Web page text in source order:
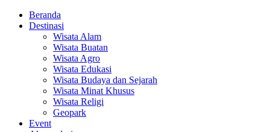
Beranda
Destinasi
Wisata Alam
Wisata Buatan
Wisata Agro
Wisata Edukasi
Wisata Budaya dan Sejarah
Wisata Minat Khusus
Wisata Religi
Geopark
Event